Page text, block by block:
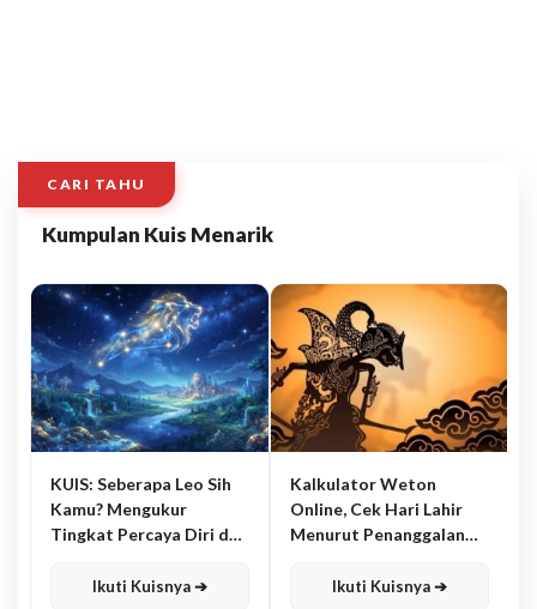
CARI TAHU
Kumpulan Kuis Menarik
KUIS: Seberapa Leo Sih
Kamu? Mengukur
Tingkat Percaya Diri dan
Ikuti Kuisnya ➔
Kalkulator Weton
Online, Cek Hari Lahir
Menurut Penanggalan
Ikuti Kuisnya ➔